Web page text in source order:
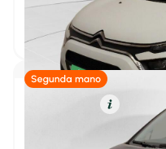
Kilometraje y
Kilometraje
Hasta 10.000 km
Hasta 60.000 km
2022 64.715 km 83cv
10.900€
P.V.P. contado
Resumen